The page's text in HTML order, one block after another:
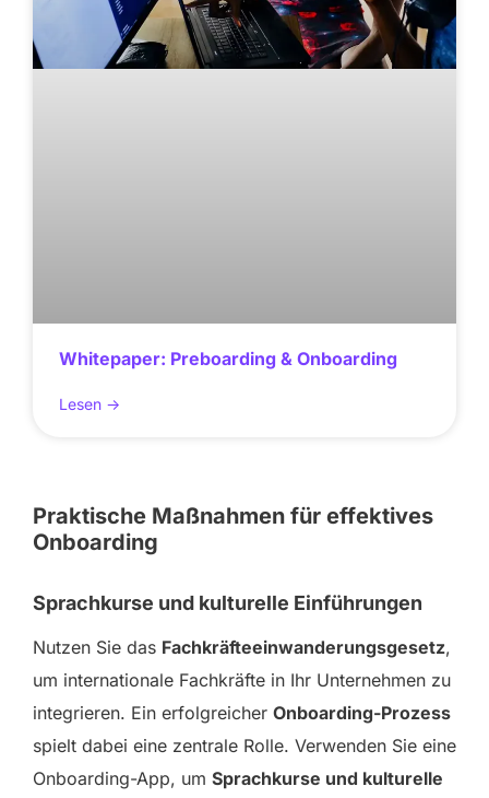
Whitepaper: Preboarding & Onboarding
Lesen ->
Praktische Maßnahmen für effektives
Onboarding
Sprachkurse und kulturelle Einführungen
Nutzen Sie das Fachkräfteeinwanderungsgesetz,
um internationale Fachkräfte in Ihr Unternehmen zu
integrieren. Ein erfolgreicher Onboarding-Prozess
spielt dabei eine zentrale Rolle. Verwenden Sie eine
Onboarding-App, um Sprachkurse und kulturelle